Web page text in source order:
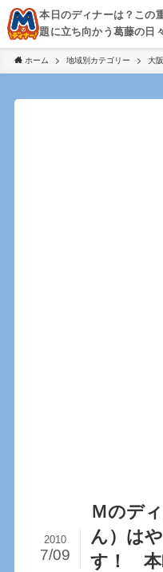
本日のディナーは？この
題に立ち向かう葛藤の日
阪・京都・神戸を中心と
歩き、飲み歩きを綴る。
ホーム 地域別カテゴリー 大
Ｍのデ
ん）は
す！ 本
2010
7/09